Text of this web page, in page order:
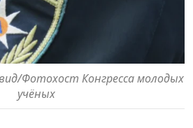
Фотохост Конгресса молодых
учёных